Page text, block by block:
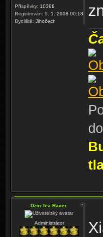
Příspěvky: 10398
Registrován: 5. 1. 2008 00:18
Bydliště: Jihočech
Dzin Tea Racer
Administrátor